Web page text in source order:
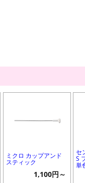
ミクロ カップアンド
スティック
1,100円～
セ
S
単